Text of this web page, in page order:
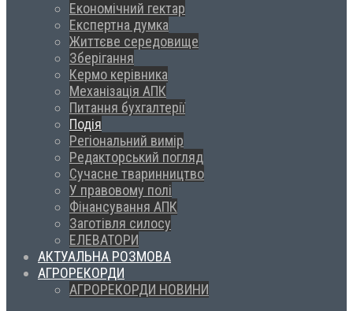
Економічний гектар
Експертна думка
Життєве середовище
Зберігання
Кермо керівника
Механізація АПК
Питання бухгалтерії
Подія
Регіональний вимір
Редакторський погляд
Сучасне тваринництво
У правовому полі
Фінансування АПК
Заготівля силосу
ЕЛЕВАТОРИ
АКТУАЛЬНА РОЗМОВА
АГРОРЕКОРДИ
АГРОРЕКОРДИ НОВИНИ